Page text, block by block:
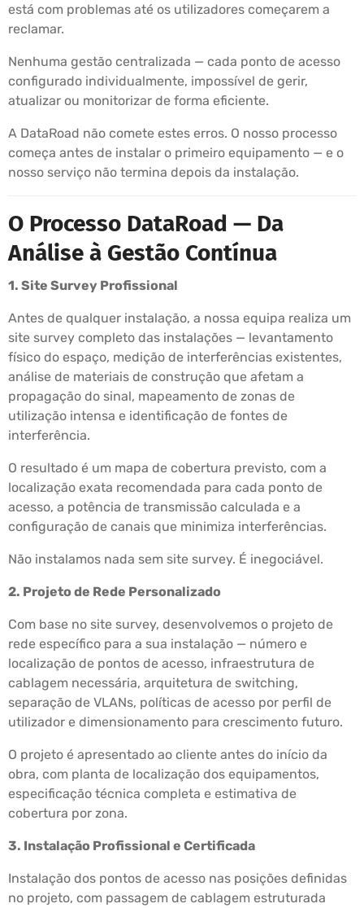
está com problemas até os utilizadores começarem a
reclamar.
Nenhuma gestão centralizada — cada ponto de acesso
configurado individualmente, impossível de gerir,
atualizar ou monitorizar de forma eficiente.
A DataRoad não comete estes erros. O nosso processo
começa antes de instalar o primeiro equipamento — e o
nosso serviço não termina depois da instalação.
O Processo DataRoad — Da
Análise à Gestão Contínua
1. Site Survey Profissional
Antes de qualquer instalação, a nossa equipa realiza um
site survey completo das instalações — levantamento
físico do espaço, medição de interferências existentes,
análise de materiais de construção que afetam a
propagação do sinal, mapeamento de zonas de
utilização intensa e identificação de fontes de
interferência.
O resultado é um mapa de cobertura previsto, com a
localização exata recomendada para cada ponto de
acesso, a potência de transmissão calculada e a
configuração de canais que minimiza interferências.
Não instalamos nada sem site survey. É inegociável.
2. Projeto de Rede Personalizado
Com base no site survey, desenvolvemos o projeto de
rede específico para a sua instalação — número e
localização de pontos de acesso, infraestrutura de
cablagem necessária, arquitetura de switching,
separação de VLANs, políticas de acesso por perfil de
utilizador e dimensionamento para crescimento futuro.
O projeto é apresentado ao cliente antes do início da
obra, com planta de localização dos equipamentos,
especificação técnica completa e estimativa de
cobertura por zona.
3. Instalação Profissional e Certificada
Instalação dos pontos de acesso nas posições definidas
no projeto, com passagem de cablagem estruturada